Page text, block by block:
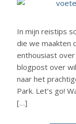
In mijn reistips
die we maakten
enthousiast over
blogpost over
naar het
Park. Let’s go!
[…]